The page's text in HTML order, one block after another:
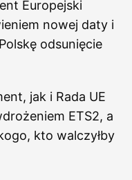
Europejski
nowej daty i
odsunięcie
jak i Rada UE
ETS2, a
kto walczyłby